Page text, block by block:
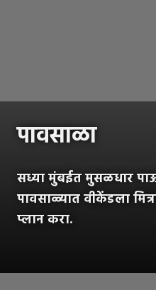
पावसाळा
सध्या मुंबईत मुसळधार
पावसाळ्यात वीकेंडला
प्लान करा.